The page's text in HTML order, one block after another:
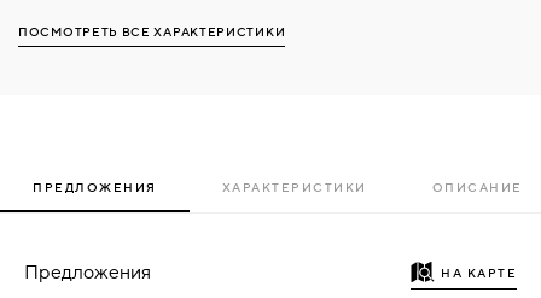
ПОСМОТРЕТЬ ВСЕ ХАРАКТЕРИСТИКИ
ПРЕДЛОЖЕНИЯ ХАРАКТЕРИСТИКИ ОПИСАНИЕ
Предложения НА КАРТЕ